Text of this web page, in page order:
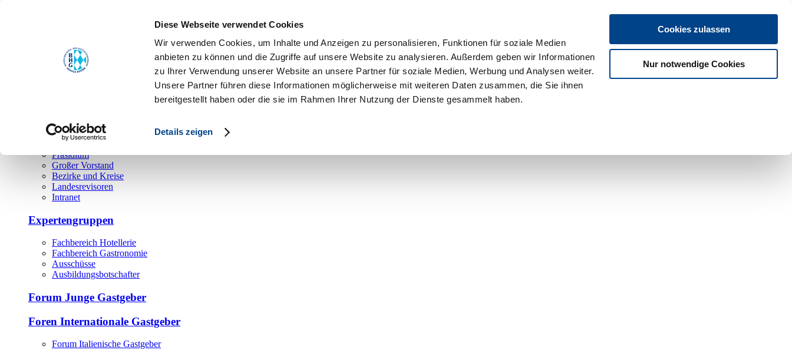
Diese Webseite verwendet Cookies
Wir verwenden Cookies, um Inhalte und Anzeigen zu personalisieren, Funktionen für soziale Medien
anbieten zu können und die Zugriffe auf unsere Website zu analysieren. Außerdem geben wir Informationen
zu Ihrer Verwendung unserer Website an unsere Partner für soziale Medien, Werbung und Analysen weiter.
Unsere Partner führen diese Informationen möglicherweise mit weiteren Daten zusammen, die Sie ihnen
bereitgestellt haben oder die sie im Rahmen Ihrer Nutzung der Dienste gesammelt haben.
Details zeigen
Cookies zulassen
Nur notwendige Cookies
Hauptamt
Bezirks- und Regionalgeschäftsstellen
Ehrenamt
Präsidium
Großer Vorstand
Bezirke und Kreise
Landesrevisoren
Intranet
Expertengruppen
Fachbereich Hotellerie
Fachbereich Gastronomie
Ausschüsse
Ausbildungsbotschafter
Forum Junge Gastgeber
Foren Internationale Gastgeber
Forum Italienische Gastgeber